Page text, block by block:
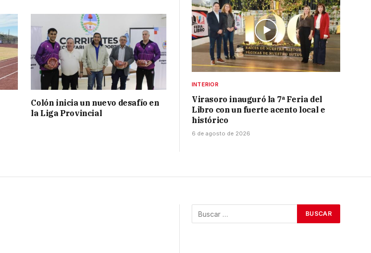
Colón inicia un nuevo desafío en
la Liga Provincial
INTERIOR
Virasoro inauguró la 7ª Feria del
Libro con un fuerte acento local e
histórico
6 de agosto de 2026